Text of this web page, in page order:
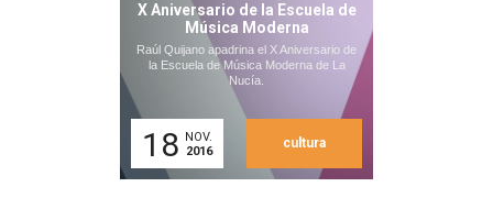
X Aniversario de la Escuela de
Música Moderna
Raúl Quijano apadrina el X Aniversario de
la Escuela de Música Moderna de La
Nucía.
18 NOV.
2016
cultura